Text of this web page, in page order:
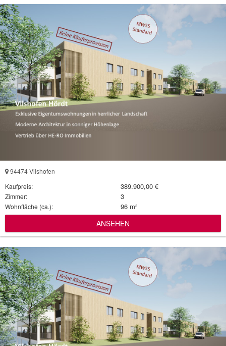
94474 Vilshofen
Kaufpreis:
389.900,00 €
Zimmer: 3
Wohnfläche (ca.): 96 m²
ANSEHEN